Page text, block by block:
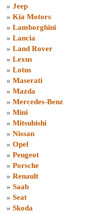
» Jeep
» Kia Motors
» Lamborghini
» Lancia
» Land Rover
» Lexus
» Lotus
» Maserati
» Mazda
» Mercedes-Benz
» Mini
» Mitsubishi
» Nissan
» Opel
» Peugeot
» Porsche
» Renault
» Saab
» Seat
» Skoda